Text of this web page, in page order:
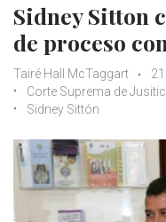
Sidney Sitton
de proceso
Tairé Hall McTaggart
Corte Suprema de
Sidney Sittón